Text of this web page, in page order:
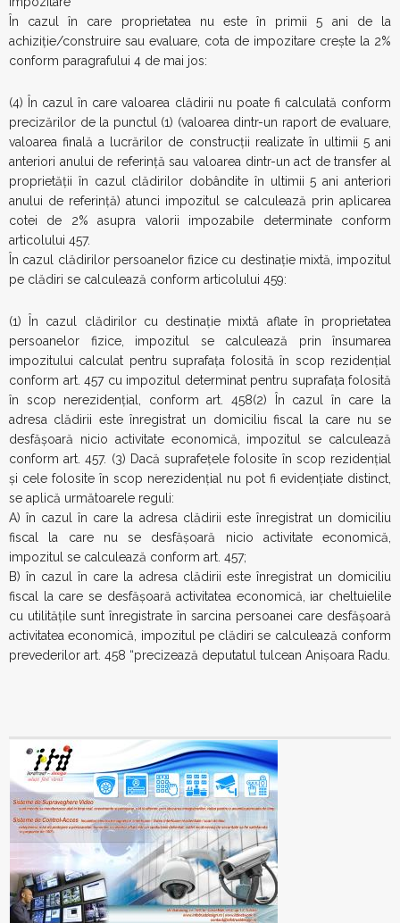
În cazul în care proprietatea nu este în primii 5 ani de la
achiziţie/construire sau evaluare, cota de impozitare creşte la 2%
conform paragrafului 4 de mai jos:
(4) În cazul în care valoarea clădirii nu poate fi calculată conform
precizărilor de la punctul (1) (valoarea dintr-un raport de evaluare,
valoarea finală a lucrărilor de construcţii realizate în ultimii 5 ani
anteriori anului de referinţă sau valoarea dintr-un act de transfer al
proprietăţii în cazul clădirilor dobândite în ultimii 5 ani anteriori
anului de referinţă) atunci impozitul se calculează prin aplicarea
cotei de 2% asupra valorii impozabile determinate conform
articolului 457.
În cazul clădirilor persoanelor fizice cu destinaţie mixtă, impozitul
pe clădiri se calculează conform articolului 459:
(1) În cazul clădirilor cu destinaţie mixtă aflate în proprietatea
persoanelor fizice, impozitul se calculează prin însumarea
impozitului calculat pentru suprafaţa folosită în scop rezidenţial
conform art. 457 cu impozitul determinat pentru suprafaţa folosită
în scop nerezidenţial, conform art. 458(2) În cazul în care la
adresa clădirii este înregistrat un domiciliu fiscal la care nu se
desfăşoară nicio activitate economică, impozitul se calculează
conform art. 457. (3) Dacă suprafeţele folosite în scop rezidenţial
şi cele folosite în scop nerezidenţial nu pot fi evidenţiate distinct,
se aplică următoarele reguli:
A) în cazul în care la adresa clădirii este înregistrat un domiciliu
fiscal la care nu se desfăşoară nicio activitate economică,
impozitul se calculează conform art. 457;
B) în cazul în care la adresa clădirii este înregistrat un domiciliu
fiscal la care se desfăşoară activitatea economică, iar cheltuielile
cu utilităţile sunt înregistrate în sarcina persoanei care desfăşoară
activitatea economică, impozitul pe clădiri se calculează conform
prevederilor art. 458 “precizează deputatul tulcean Anișoara Radu.